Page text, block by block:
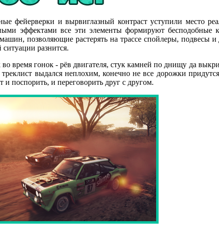
фейерверки и вырвиглазный контраст уступили место
эффектами все эти элементы формируют бесподобные
позволяющие растерять на трассе спойлеры, подвесы
разнится.
время гонок - рёв двигателя, стук камней по днищу да
треклист выдался неплохим, конечно не все дорожки
поспорить, и переговорить друг с другом.